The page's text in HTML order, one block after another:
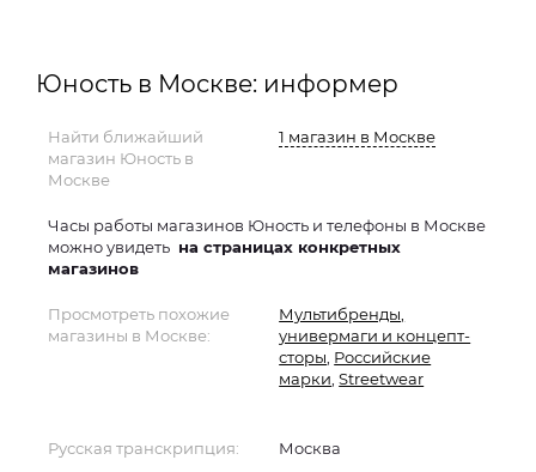
Юность в Москве: информер
Найти ближайший
магазин Юность в
Москве
1 магазин в Москве
Часы работы магазинов Юность и телефоны в Москве
можно увидеть на страницах конкретных
магазинов
Просмотреть похожие
магазины в Москве:
Мультибренды,
универмаги и концепт-
сторы Российские
марки ,Streetwear
Русская транскрипция: Москва